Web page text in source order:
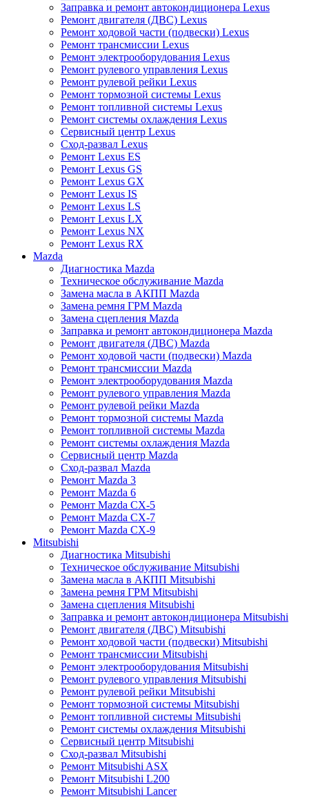
Заправка и ремонт автокондиционера Lexus
Ремонт двигателя (ДВС) Lexus
Ремонт ходовой части (подвески) Lexus
Ремонт трансмиссии Lexus
Ремонт электрооборудования Lexus
Ремонт рулевого управления Lexus
Ремонт рулевой рейки Lexus
Ремонт тормозной системы Lexus
Ремонт топливной системы Lexus
Ремонт системы охлаждения Lexus
Сервисный центр Lexus
Сход-развал Lexus
Ремонт Lexus ES
Ремонт Lexus GS
Ремонт Lexus GX
Ремонт Lexus IS
Ремонт Lexus LS
Ремонт Lexus LX
Ремонт Lexus NX
Ремонт Lexus RX
Mazda
Диагностика Mazda
Техническое обслуживание Mazda
Замена масла в АКПП Mazda
Замена ремня ГРМ Mazda
Замена сцепления Mazda
Заправка и ремонт автокондиционера Mazda
Ремонт двигателя (ДВС) Mazda
Ремонт ходовой части (подвески) Mazda
Ремонт трансмиссии Mazda
Ремонт электрооборудования Mazda
Ремонт рулевого управления Mazda
Ремонт рулевой рейки Mazda
Ремонт тормозной системы Mazda
Ремонт топливной системы Mazda
Ремонт системы охлаждения Mazda
Сервисный центр Mazda
Сход-развал Mazda
Ремонт Mazda 3
Ремонт Mazda 6
Ремонт Mazda CX-5
Ремонт Mazda CX-7
Ремонт Mazda CX-9
Mitsubishi
Диагностика Mitsubishi
Техническое обслуживание Mitsubishi
Замена масла в АКПП Mitsubishi
Замена ремня ГРМ Mitsubishi
Замена сцепления Mitsubishi
Заправка и ремонт автокондиционера Mitsubishi
Ремонт двигателя (ДВС) Mitsubishi
Ремонт ходовой части (подвески) Mitsubishi
Ремонт трансмиссии Mitsubishi
Ремонт электрооборудования Mitsubishi
Ремонт рулевого управления Mitsubishi
Ремонт рулевой рейки Mitsubishi
Ремонт тормозной системы Mitsubishi
Ремонт топливной системы Mitsubishi
Ремонт системы охлаждения Mitsubishi
Сервисный центр Mitsubishi
Сход-развал Mitsubishi
Ремонт Mitsubishi ASX
Ремонт Mitsubishi L200
Ремонт Mitsubishi Lancer